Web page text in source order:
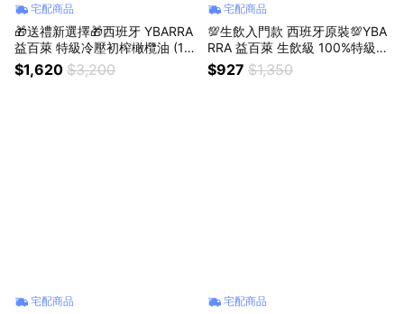
宅配商品
🎁送禮新選擇🎁西班牙 YBARRA
益百萊 特級冷壓初榨橄欖油 (10
00mlx4瓶)｜獅子座生日快樂｜
生日禮物｜送禮｜禮盒｜父親節
$1,620 $3,200
宅配商品
💯生飲入門款 西班牙原裝💯YBA
RRA 益百萊 生飲級 100%特級冷
壓初榨橄欖油500ml x3瓶｜獅
子座生日快樂｜生日禮物｜送禮
$927 $1,350
宅配商品 宅配商品